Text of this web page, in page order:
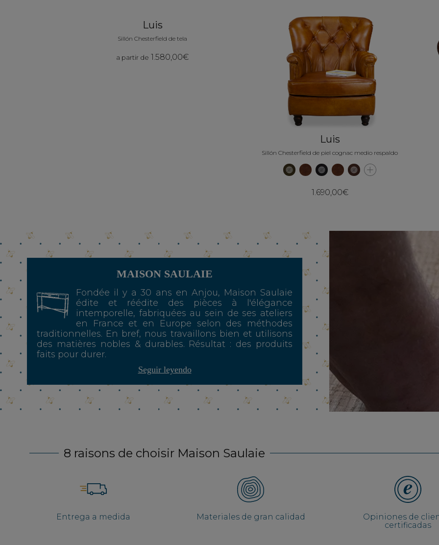
Luis
Sillón Chesterfield de tela
a partir de 1.580,00€
Luis
Sillón Chesterfield de piel cognac medio respaldo
1.690,00€
MAISON SAULAIE
Fondée il y a 30 ans en Anjou, Maison Saulaie
édite et réédite des pièces à l'élégance
intemporelle, fabriquées au sein de ses ateliers
en France et en Europe selon des méthodes
traditionnelles. En bref, nous travaillons bien et utilisons
des matières nobles & durables. Résultat : des produits
faits pour durer.
Seguir leyendo
8 raisons de choisir Maison Saulaie
Entrega a medida Materiales de gran calidad
Opiniones de
certificadas